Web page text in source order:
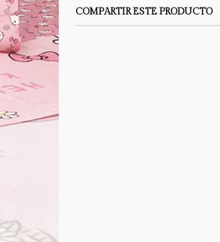
COMPARTIR ESTE PRODUCTO